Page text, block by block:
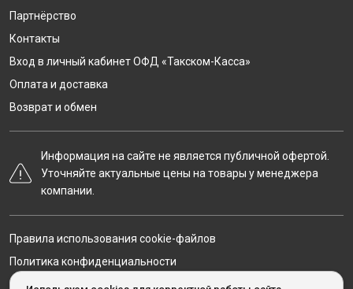
Партнёрство
Контакты
Вход в личный кабинет ОФД «Такском-Касса»
Оплата и доставка
Возврат и обмен
Информация на сайте не является публичной офертой.
Уточняйте актуальные цены на товары у менеджера
компании.
Правила использования cookie-файлов
Политика конфиденциальности
Карта сайта